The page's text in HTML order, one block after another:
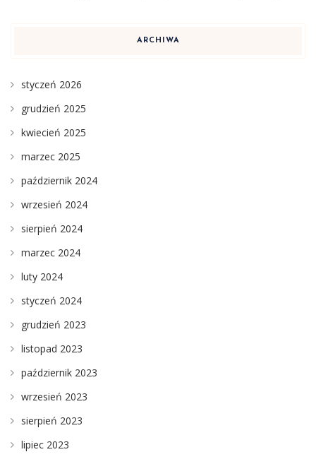
ARCHIWA
styczeń 2026
grudzień 2025
kwiecień 2025
marzec 2025
październik 2024
wrzesień 2024
sierpień 2024
marzec 2024
luty 2024
styczeń 2024
grudzień 2023
listopad 2023
październik 2023
wrzesień 2023
sierpień 2023
lipiec 2023